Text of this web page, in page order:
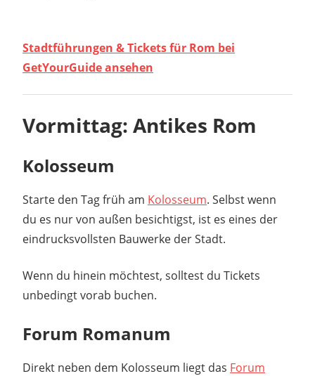
Stadtführungen & Tickets für Rom bei
GetYourGuide ansehen
Vormittag: Antikes Rom
Kolosseum
Starte den Tag früh am Kolosseum. Selbst wenn
du es nur von außen besichtigst, ist es eines der
eindrucksvollsten Bauwerke der Stadt.
Wenn du hinein möchtest, solltest du Tickets
unbedingt vorab buchen.
Forum Romanum
Direkt neben dem Kolosseum liegt das Forum